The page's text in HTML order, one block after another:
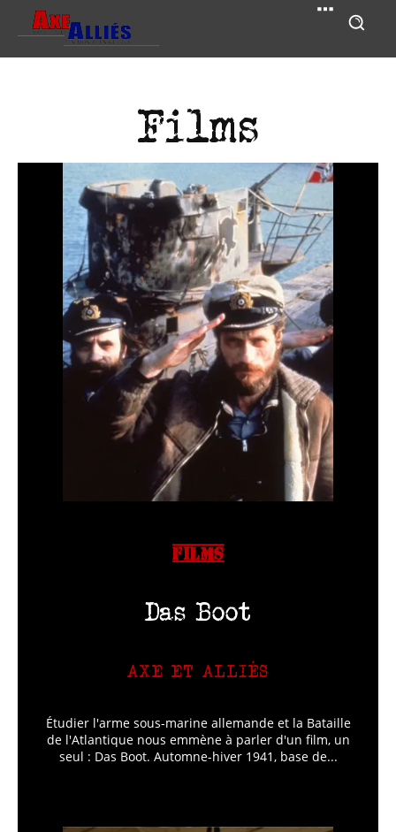
Films
FILMS
Das Boot
AXE ET ALLIÉS
Étudier l'arme sous-marine allemande et la Bataille
de l'Atlantique nous emmène à parler d'un film, un
seul : Das Boot. Automne-hiver 1941, base de...